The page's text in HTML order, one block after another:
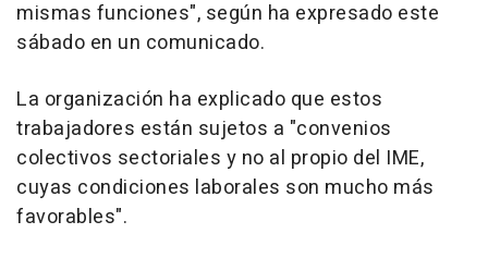
mismas funciones", según ha expresado este
sábado en un comunicado.
La organización ha explicado que estos
trabajadores están sujetos a "convenios
colectivos sectoriales y no al propio del IME,
cuyas condiciones laborales son mucho más
favorables".